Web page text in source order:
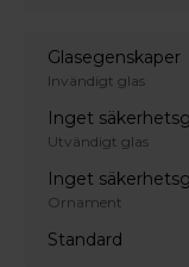
Glasegenskaper
Invändigt glas
Inget
Utvändigt glas
Inget
Ornament
Standard